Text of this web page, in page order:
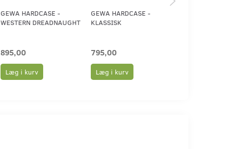
GEWA HARDCASE -
WESTERN DREADNAUGHT
895,00
Læg i kurv
GEWA HARDCASE -
KLASSISK
795,00
Læg i kurv